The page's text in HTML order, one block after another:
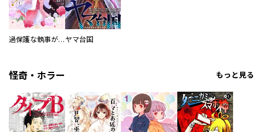
過保護な執事が私の婚活を邪魔してきます！ ヤマ台国
怪奇・ホラー もっと見る